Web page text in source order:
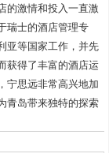
的激情和投入一直激
瑞士的酒店管理专
亚等国家工作，并先
获得了丰富的酒店运
宁思远非常高兴地加
青岛带来独特的探索